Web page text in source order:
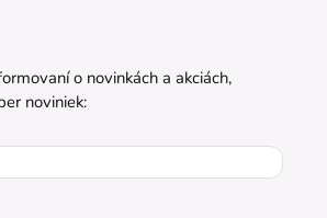
o novinkách a akciách,
noviniek: